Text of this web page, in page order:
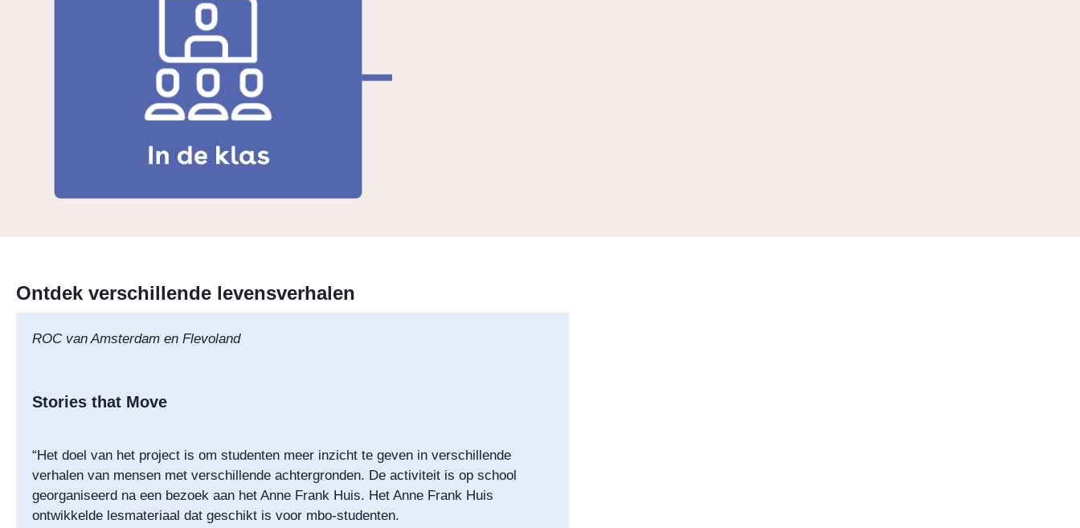
Ontdek verschillende levensverhalen
ROC van Amsterdam en Flevoland
Stories that Move
“Het doel van het project is om studenten meer inzicht te geven in verschillende
verhalen van mensen met verschillende achtergronden. De activiteit is op school
georganiseerd na een bezoek aan het Anne Frank Huis. Het Anne Frank Huis
ontwikkelde lesmateriaal dat geschikt is voor mbo-studenten.